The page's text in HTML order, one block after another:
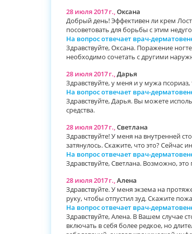
28 июля 2017 г.,Оксана
Добрый день! Эффективен ли крем
посоветовать для борьбы с этим
На вопрос отвечает врач-
Здравствуйте, Оксана. Поражение
необходимо сочетать с другими
28 июля 2017 г.,Дарья
Здравствуйте, у меня и у мужа
На вопрос отвечает врач-
Здравствуйте, Дарья. Вы можете
средства.
28 июля 2017 г.,Светлана
Здравствуйте! У меня на внутренней
затянулось. Скажите, что это? Сейчас
На вопрос отвечает врач-
Здравствуйте, Светлана. Возможно,
28 июля 2017 г.,Алена
Здравствуйте. У меня экзема на
руку, чтобы отпустил зуд. Скажите
На вопрос отвечает врач-
Здравствуйте, Алена. В Вашем случае
включать в себя более редкое, но